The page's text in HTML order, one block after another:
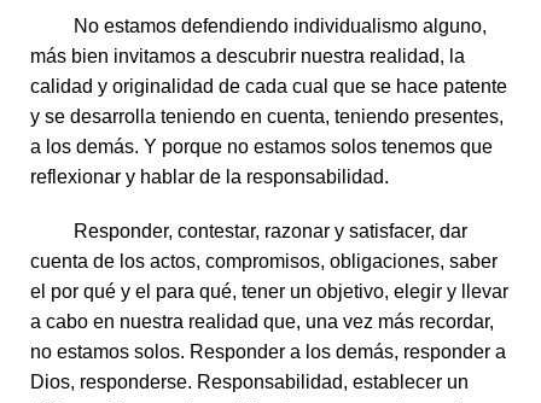
No estamos defendiendo individualismo alguno,
más bien invitamos a descubrir nuestra realidad, la
calidad y originalidad de cada cual que se hace patente
y se desarrolla teniendo en cuenta, teniendo presentes,
a los demás. Y porque no estamos solos tenemos que
reflexionar y hablar de la responsabilidad.
Responder, contestar, razonar y satisfacer, dar
cuenta de los actos, compromisos, obligaciones, saber
el por qué y el para qué, tener un objetivo, elegir y llevar
a cabo en nuestra realidad que, una vez más recordar,
no estamos solos. Responder a los demás, responder a
Dios, responderse. Responsabilidad, establecer un